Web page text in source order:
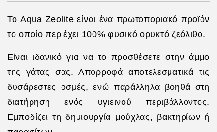
Το Aqua Zeolite είναι ένα πρωτοποριακό προϊόν
το οποίο περιέχει 100% φυσικό ορυκτό ζεόλιθο.
Είναι ιδανικό για να το προσθέσετε στην άμμο
της γάτας σας. Απορροφά αποτελεσματικά τις
δυσάρεστες οσμές, ενώ παράλληλα βοηθά στη
διατήρηση ενός υγιεινού περιβάλλοντος.
Εμποδίζει τη δημιουργία μούχλας, βακτηρίων ή